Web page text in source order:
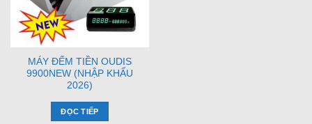
MÁY ĐẾM TIỀN OUDIS
9900NEW (NHẬP KHẨU
2026)
ĐỌC TIẾP